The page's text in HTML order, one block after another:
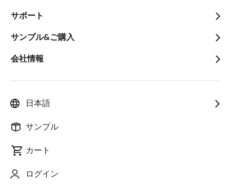
サポート
サンプル&ご購入
会社情報
日本語
サンプル
カート
ログイン
画
清水 昌彦
設計者の悩み
設計者は、機能を維持または強化しながらシステムコ
機能の拡張と製品サイクルの短縮に対する市場の要求